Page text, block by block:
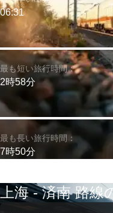
最も短い旅行時間：
2時58分
06:31
最も長い旅行時間：
7時50分
上海 - 済南 路線